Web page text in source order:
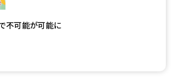
準備
不可能が可能に